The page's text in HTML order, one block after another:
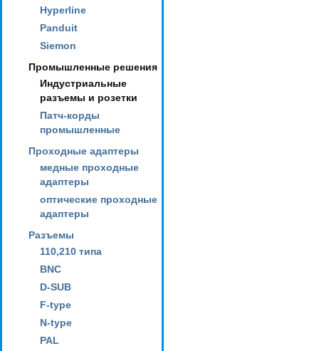
Hyperline
Panduit
Siemon
Промышленные решения
Индустриальные
разъемы и розетки
Патч-корды
промышленные
Проходные адаптеры
медные проходные
адаптеры
оптические проходные
адаптеры
Разъемы
110,210 типа
BNC
D-SUB
F-type
N-type
PAL